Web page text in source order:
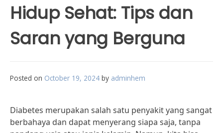
Hidup Sehat: Tips dan
Saran yang Berguna
Posted on October 19, 2024 by adminhem
Diabetes merupakan salah satu penyakit yang sangat
berbahaya dan dapat menyerang siapa saja, tanpa